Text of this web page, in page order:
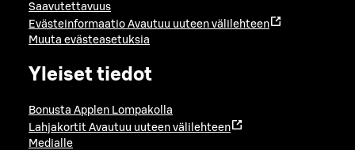
Saavutettavuus
Evästeinformaatio Avautuu uuteen välilehteen
Muuta evästeasetuksia
Yleiset tiedot
Bonusta Applen Lompakolla
Lahjakortit Avautuu uuteen välilehteen
Medialle